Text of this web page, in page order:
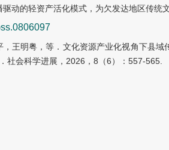
动的轻资产活化模式，为欠发达地区传统
，王明粤，等．文化资源产业化视角下县
社会科学进展，2026，8（6）：557-565.